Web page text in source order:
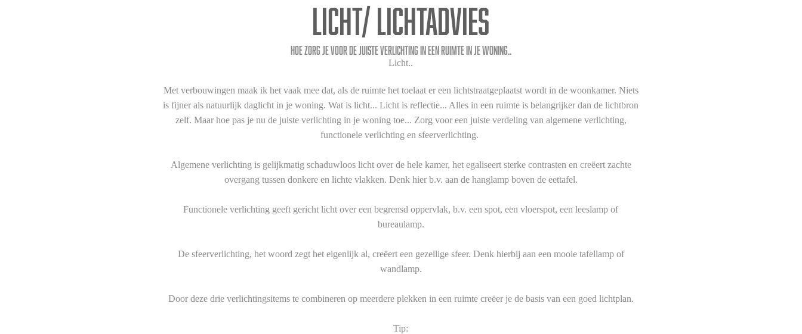
Licht/ lichtadvies
Hoe zorg je voor de juiste verlichting in een ruimte in je woning..
Licht..
Met verbouwingen maak ik het vaak mee dat, als de ruimte het toelaat er een lichtstraatgeplaatst wordt in de woonkamer. Niets
is fijner als natuurlijk daglicht in je woning. Wat is licht... Licht is reflectie... Alles in een ruimte is belangrijker dan de lichtbron
zelf. Maar hoe pas je nu de juiste verlichting in je woning toe... Zorg voor een juiste verdeling van algemene verlichting,
functionele verlichting en sfeerverlichting.
Algemene verlichting is gelijkmatig schaduwloos licht over de hele kamer, het egaliseert sterke contrasten en creëert zachte
overgang tussen donkere en lichte vlakken. Denk hier b.v. aan de hanglamp boven de eettafel.
Functionele verlichting geeft gericht licht over een begrensd oppervlak, b.v. een spot, een vloerspot, een leeslamp of
bureaulamp.
De sfeerverlichting, het woord zegt het eigenlijk al, creëert een gezellige sfeer. Denk hierbij aan een mooie tafellamp of
wandlamp.
Door deze drie verlichtingsitems te combineren op meerdere plekken in een ruimte creëer je de basis van een goed lichtplan.
Tip: